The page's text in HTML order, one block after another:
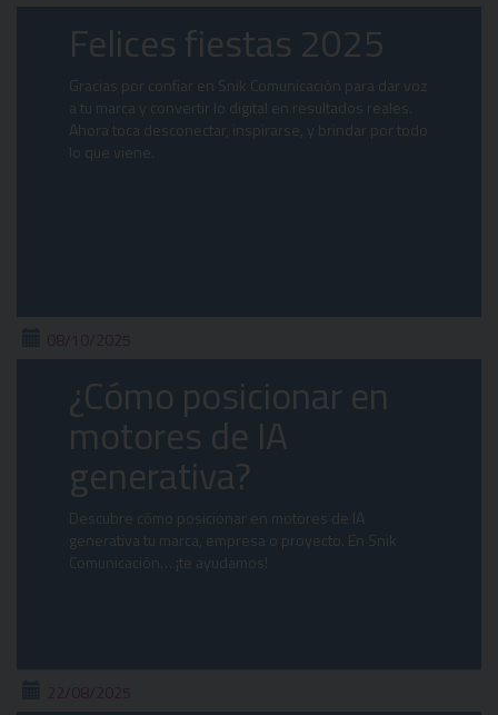
Felices fiestas 2025
Gracias por confiar en Snik Comunicación para dar voz
a tu marca y convertir lo digital en resultados reales.
Ahora toca desconectar, inspirarse, y brindar por todo
lo que viene.
08/10/2025
¿Cómo posicionar en
motores de IA
generativa?
Descubre cómo posicionar en motores de IA
generativa tu marca, empresa o proyecto. En Snik
Comunicación… ¡te ayudamos!
22/08/2025